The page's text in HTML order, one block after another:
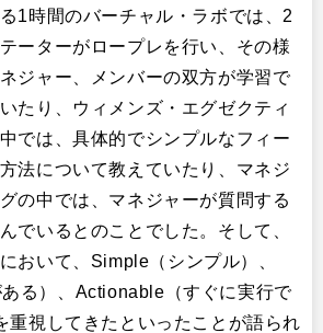
1時間のバーチャル・ラボでは、2
ーターがロープレを行い、その様
ジャー、メンバーの双方が学習で
たり、ウィメンズ・エグゼクティ
では、具体的でシンプルなフィー
法について教えていたり、マネジ
の中では、マネジャーが質問する
でいるとのことでした。そして、
おいて、Simple（シンプル）、
る）、Actionable（すぐに実行で
重視してきたといったことが語られ